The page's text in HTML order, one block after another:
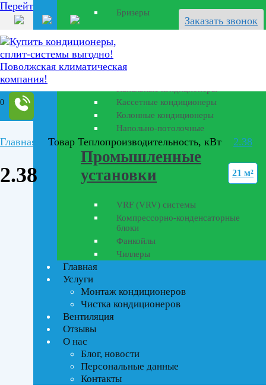
Перейти к содержанию
Заказать звонок
0
Бризеры
Полупромышленные
кондиционеры
Кассетные кондиционеры
Колонные кондиционеры
Напольно-потолочные
Промышленные
установки
VRF (VRV) системы
Компрессорно-конденсаторные
блоки
Фанкойлы
Чиллеры
Главная
Услуги
Монтаж кондиционеров
Чистка кондиционеров
Вентиляция
Отзывы
О нас
Блог, новости
Персональные данные
Контакты
Главная Товар Теплопроизводительность, кВт 2.38
2.38 21 м²